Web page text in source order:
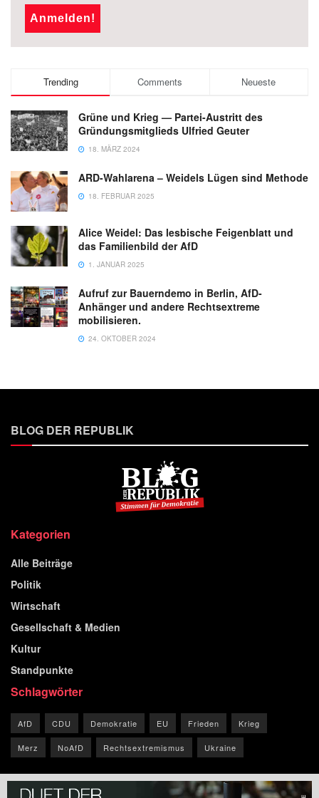
Trending Comments Neueste
Grüne und Krieg — Partei-Austritt des
Gründungsmitglieds Ulfried Geuter
18. MÄRZ 2024
ARD-Wahlarena – Weidels Lügen sind Methode
18. FEBRUAR 2025
Alice Weidel: Das lesbische Feigenblatt und
das Familienbild der AfD
1. JANUAR 2025
Aufruf zur Bauerndemo in Berlin, AfD-
Anhänger und andere Rechtsextreme
mobilisieren.
24. OKTOBER 2024
BLOG DER REPUBLIK
Kategorien
Alle Beiträge
Politik
Wirtschaft
Gesellschaft & Medien
Kultur
Standpunkte
Schlagwörter
AfD CDU Demokratie EU Frieden Krieg
Merz NoAfD Rechtsextremismus Ukraine